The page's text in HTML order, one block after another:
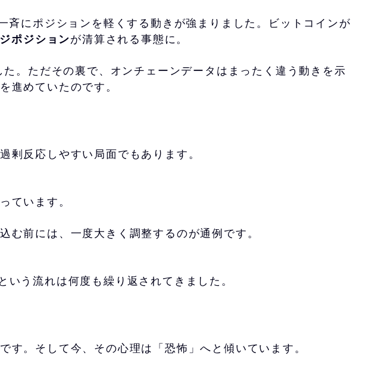
斉にポジションを軽くする動きが強まりました。ビットコインが
ポジションが清算される事態に。
。ただその裏で、オンチェーンデータはまったく違う動きを示
進めていたのです。
剰反応しやすい局面でもあります。
ています。
む前には、一度大きく調整するのが通例です。
う流れは何度も繰り返されてきました。
です。そして今、その心理は「恐怖」へと傾いています。